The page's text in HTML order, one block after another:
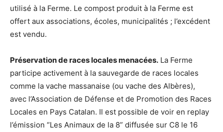
utilisé à la Ferme. Le compost produit à la Ferme est
offert aux associations, écoles, municipalités ; l’excédent
est vendu.
Préservation de races locales menacées. La Ferme
participe activement à la sauvegarde de races locales
comme la vache massanaise (ou vache des Albères),
avec l’Association de Défense et de Promotion des Races
Locales en Pays Catalan. Il est possible de voir en replay
l’émission “Les Animaux de la 8” diffusée sur C8 le 16